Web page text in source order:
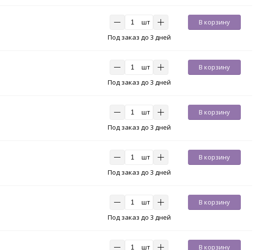
шт
В корзину
Под заказ до 3 дней
шт
В корзину
Под заказ до 3 дней
шт
В корзину
Под заказ до 3 дней
шт
В корзину
Под заказ до 3 дней
шт
В корзину
Под заказ до 3 дней
шт В корзину